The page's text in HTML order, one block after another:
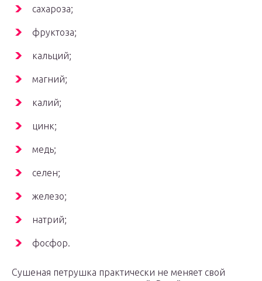
сахароза;
фруктоза;
кальций;
магний;
калий;
цинк;
медь;
селен;
железо;
натрий;
фосфор.
Сушеная петрушка практически не меняет свой